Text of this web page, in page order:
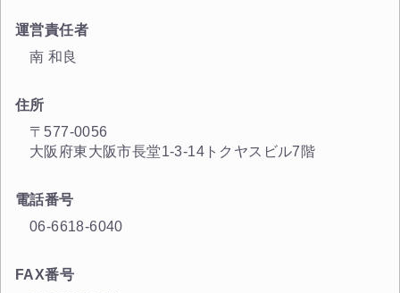
運営責任者
南 和良
住所
〒577-0056
大阪府東大阪市長堂1-3-14トクヤスビル7階
電話番号
06-6618-6040
FAX番号